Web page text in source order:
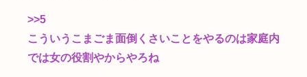
>>5
こういうこまごま面倒くさいことをやるのは家庭内
では女の役割やからやろね